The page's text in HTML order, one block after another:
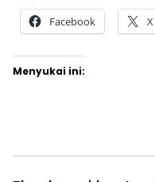
Facebook X
Menyukai ini: